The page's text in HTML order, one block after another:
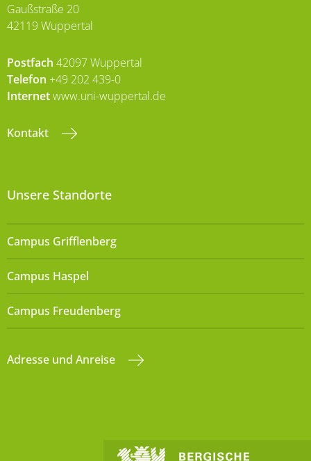
Gaußstraße 20
42119 Wuppertal
Postfach 42097 Wuppertal
Telefon +49 202 439-0
Internetwww.uni-wuppertal.de
Kontakt
Unsere Standorte
Campus Grifflenberg
Campus Haspel
Campus Freudenberg
Adresse und Anreise